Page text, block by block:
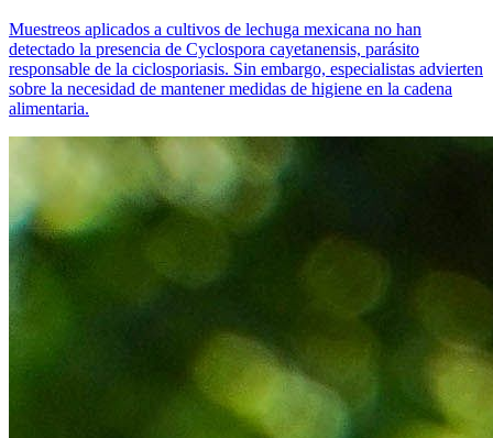
Muestreos aplicados a cultivos de lechuga mexicana no han
detectado la presencia de Cyclospora cayetanensis, parásito
responsable de la ciclosporiasis. Sin embargo, especialistas advierten
sobre la necesidad de mantener medidas de higiene en la cadena
alimentaria.